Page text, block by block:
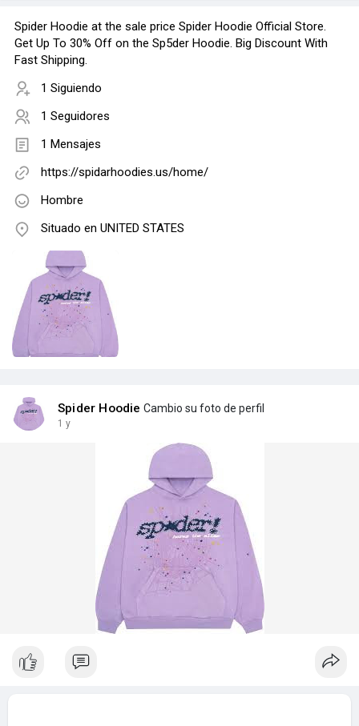
Spider Hoodie at the sale price Spider Hoodie Official Store.
Get Up To 30% Off on the Sp5der Hoodie. Big Discount With
Fast Shipping.
1 Siguiendo
1 Seguidores
1 Mensajes
https://spidarhoodies.us/home/
Hombre
Situado en UNITED STATES
Spider Hoodie Cambio su foto de perfil
1 y